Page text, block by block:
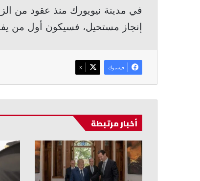
في مدينة نيويورك منذ عقود من
إنجاز مستحيل، فسيكون أول من
فيسبوك ‫X
أخبار مرتبطة